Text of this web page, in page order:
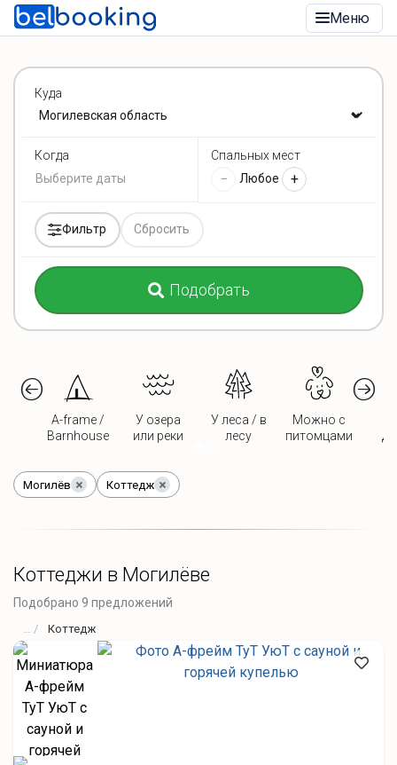
Меню
Куда
Когда Спальных мест
− Любое +
Фильтр Сбросить
Подобрать
A-frame /
Barnhouse
У озера
или реки
У леса / в
лесу
Можно с
питомцами
Могилёв Коттедж
Коттеджи в Могилёве
Подобрано 9 предложений
Коттедж